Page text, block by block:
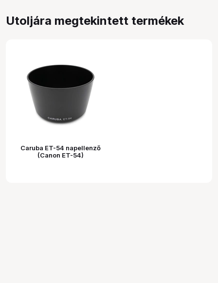
Utoljára megtekintett termékek
Caruba ET-54 napellenző
(Canon ET-54)